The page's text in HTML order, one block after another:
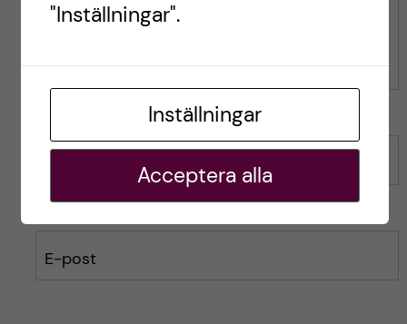
g
e
t
g
e
t
E-post
"Inställningar".
Inställningar
Acceptera alla